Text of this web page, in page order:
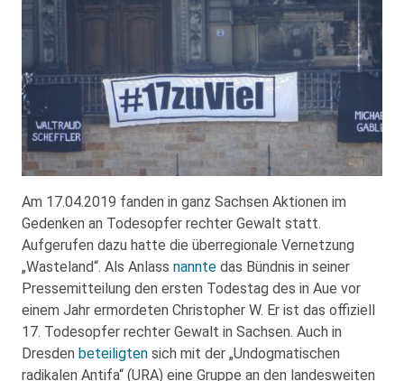
Am 17.04.2019 fanden in ganz Sachsen Aktionen im
Gedenken an Todesopfer rechter Gewalt statt.
Aufgerufen dazu hatte die überregionale Vernetzung
„Wasteland“. Als Anlass nannte das Bündnis in seiner
Pressemitteilung den ersten Todestag des in Aue vor
einem Jahr ermordeten Christopher W. Er ist das offiziell
17. Todesopfer rechter Gewalt in Sachsen. Auch in
Dresden beteiligten sich mit der „Undogmatischen
radikalen Antifa“ (URA) eine Gruppe an den landesweiten